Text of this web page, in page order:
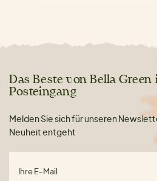
Das Beste von Bella
Posteingang
Melden Sie sich für unseren
Neuheit entgeht
Ihre E-Mail